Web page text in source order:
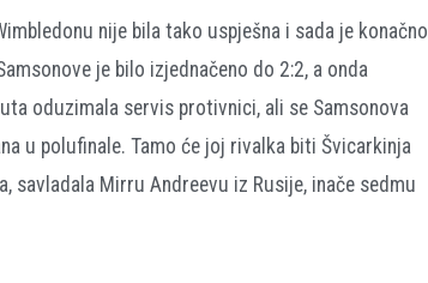
nije bila tako uspješna i sada je konačno
je bilo izjednačeno do 2:2, a onda
oduzimala servis protivnici, ali se Samsonova
u polufinale. Tamo će joj rivalka biti Švicarkinja
savladala Mirru Andreevu iz Rusije, inače sedmu